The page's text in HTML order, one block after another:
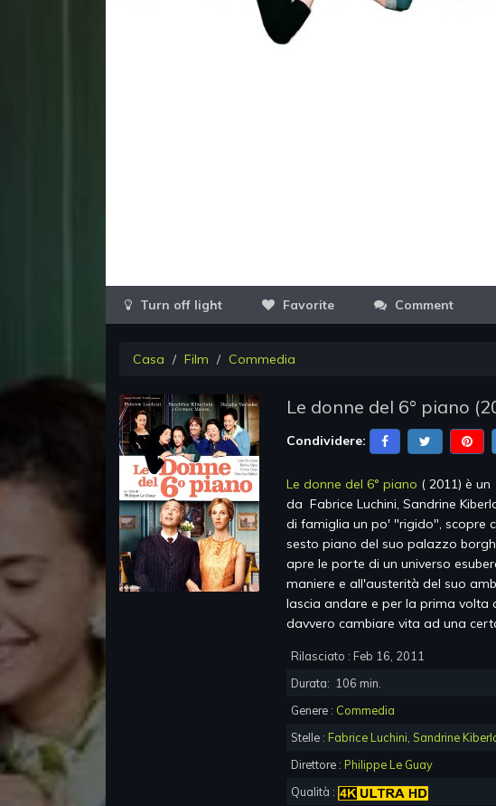
Favorite Comment
Casa Film Commedia
Le donne del 6° piano (
Condividere:
Le donne del 6° piano ( 2011) è un
da Fabrice Luchini, Sandrine
di famiglia un po' "rigido", scopre
sesto piano del suo palazzo
apre le porte di un universo
maniere e all'austerità del suo
lascia andare e per la prima volta
davvero cambiare vita ad una
Rilasciato : Feb 16, 2011
Durata: 106 min.
Genere : Commedia
Stelle : Fabrice Luchini, Sandrine
Direttore : Philippe Le Guay
Qualità :